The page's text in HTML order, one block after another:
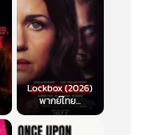
Lockbox (2026)
พากย์ไทย...